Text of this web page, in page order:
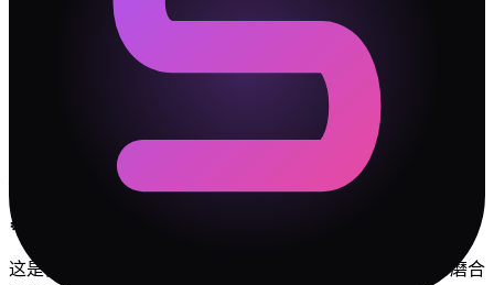
不要同时在家里开项目管理会
明确分工比互相指导更重要
两人的情感节奏相近，热恋期会很甜。享受但别忘记保持自我
——毕竟热恋滤镜终会退。
⚙️
这是你们差异爆发的高峰期。你们的差异在可控范围内，磨合